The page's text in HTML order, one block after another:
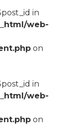
in
web-
on
in
web-
on